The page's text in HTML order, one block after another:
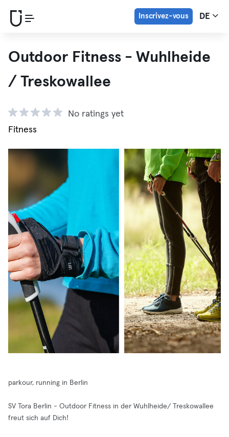
Inscrivez-vous DE
Outdoor Fitness - Wuhlheide
/ Treskowallee
No ratings yet
Fitness
parkour, running in Berlin
SV Tora Berlin - Outdoor Fitness in der Wuhlheide/ Treskowallee
freut sich auf Dich!